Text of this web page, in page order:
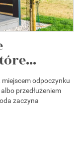
odpoczynku
przedłużeniem
zaczyna